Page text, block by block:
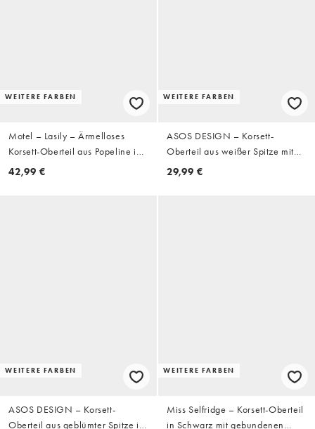
WEITERE FARBEN
Motel – Lasily – Ärmelloses
Korsett-Oberteil aus Popeline in
Scharlachrot
42,99 €
WEITERE FARBEN
ASOS DESIGN – Korsett-
Oberteil aus weißer Spitze mit
Rüschensaum
29,99 €
WEITERE FARBEN
ASOS DESIGN – Korsett-
Oberteil aus geblümter Spitze in
WEITERE FARBEN
Miss Selfridge – Korsett-Oberteil
in Schwarz mit gebundenen